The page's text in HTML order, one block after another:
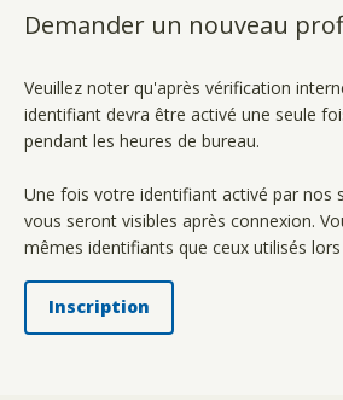
Demander un nouveau
Veuillez noter qu'après vérification
identifiant devra être activé une seule
pendant les heures de bureau.
Une fois votre identifiant activé par nos
vous seront visibles après connexion.
mêmes identifiants que ceux utilisés
Inscription